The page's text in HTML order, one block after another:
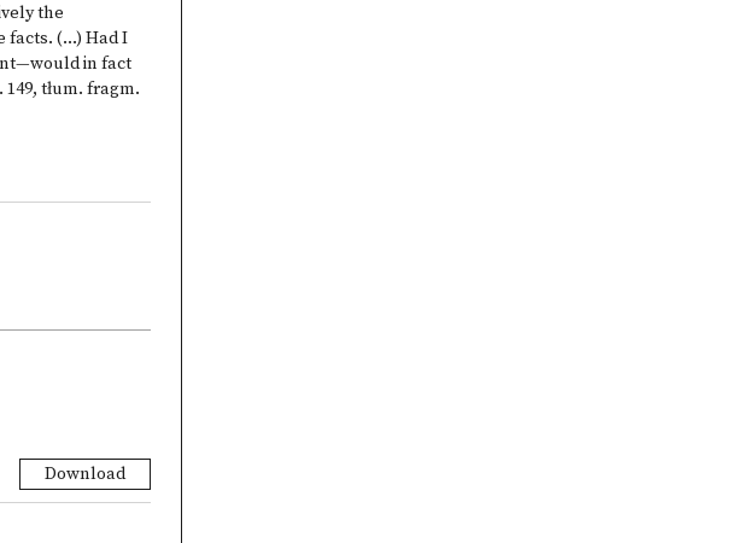
the
facts. (…) Had I
in fact
149, tłum. fragm.
Download